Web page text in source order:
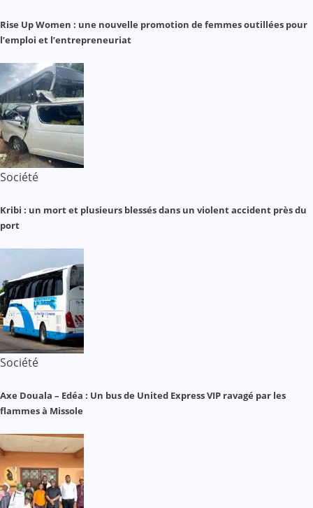
Rise Up Women : une nouvelle promotion de femmes outillées pour
l’emploi et l’entrepreneuriat
Société
Kribi : un mort et plusieurs blessés dans un violent accident près du
port
Société
Axe Douala – Edéa : Un bus de United Express VIP ravagé par les
flammes à Missole